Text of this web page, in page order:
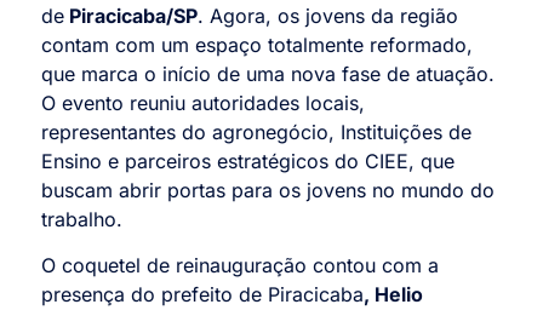
de Piracicaba/SP. Agora, os jovens da região
contam com um espaço totalmente reformado,
que marca o início de uma nova fase de atuação.
O evento reuniu autoridades locais,
representantes do agronegócio, Instituições de
Ensino e parceiros estratégicos do CIEE, que
buscam abrir portas para os jovens no mundo do
trabalho.
O coquetel de reinauguração contou com a
presença do prefeito de Piracicaba, Helio